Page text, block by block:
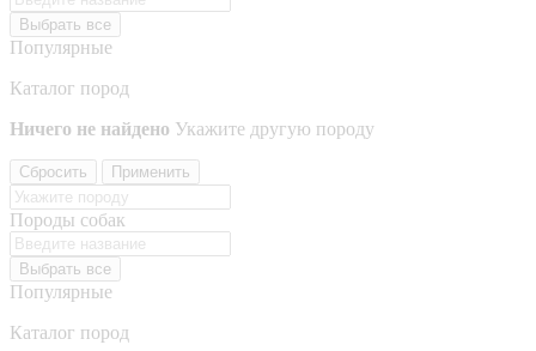
Выбрать все
Популярные
Каталог пород
Ничего не найдено Укажите другую породу
Сбросить Применить
Породы собак
Выбрать все
Популярные
Каталог пород